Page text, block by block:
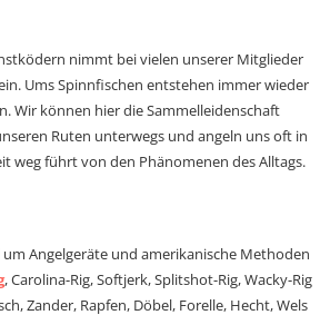
nimmt bei vielen unserer Mitglieder
Ums Spinnfischen entstehen immer wieder
Wir können hier die Sammelleidenschaft
Ruten unterwegs und angeln uns oft in
weg führt von den Phänomenen des Alltags.
Angelgeräte und amerikanische Methoden
, Carolina-Rig, Softjerk, Splitshot-Rig, Wacky-Rig
Zander, Rapfen, Döbel, Forelle, Hecht, Wels